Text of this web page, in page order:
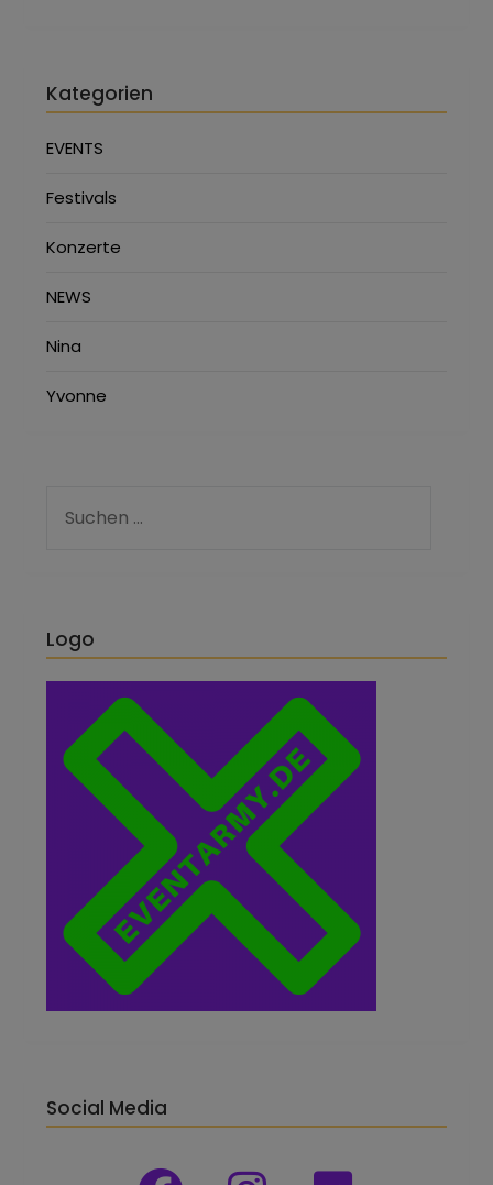
Kategorien
EVENTS
Festivals
Konzerte
NEWS
Nina
Yvonne
Logo
Social Media